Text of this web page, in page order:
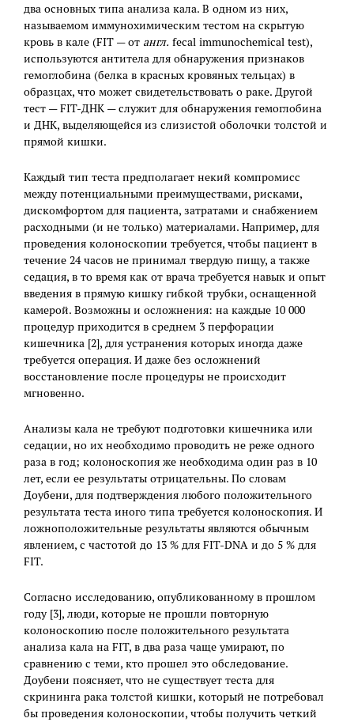
два основных типа анализа кала. В одном из них,
называемом иммунохимическим тестом на скрытую
кровь в кале (FIT — от англ. fecal immunochemical test),
используются антитела для обнаружения признаков
гемоглобина (белка в красных кровяных тельцах) в
образцах, что может свидетельствовать о раке. Другой
тест — FIT-ДНК — служит для обнаружения гемоглобина
и ДНК, выделяющейся из слизистой оболочки толстой и
прямой кишки.
Каждый тип теста предполагает некий компромисс
между потенциальными преимуществами, рисками,
дискомфортом для пациента, затратами и снабжением
расходными (и не только) материалами. Например, для
проведения колоноскопии требуется, чтобы пациент в
течение 24 часов не принимал твердую пищу, а также
седация, в то время как от врача требуется навык и опыт
введения в прямую кишку гибкой трубки, оснащенной
камерой. Возможны и осложнения: на каждые 10 000
процедур приходится в среднем 3 перфорации
кишечника [2], для устранения которых иногда даже
требуется операция. И даже без осложнений
восстановление после процедуры не происходит
мгновенно.
Анализы кала не требуют подготовки кишечника или
седации, но их необходимо проводить не реже одного
раза в год; колоноскопия же необходима один раз в 10
лет, если ее результаты отрицательны. По словам
Доубени, для подтверждения любого положительного
результата теста иного типа требуется колоноскопия. И
ложноположительные результаты являются обычным
явлением, с частотой до 13 % для FIT-DNA и до 5 % для
FIT.
Согласно исследованию, опубликованному в прошлом
году [3], люди, которые не прошли повторную
колоноскопию после положительного результата
анализа кала на FIT, в два раза чаще умирают, по
сравнению с теми, кто прошел это обследование.
Доубени поясняет, что не существует теста для
скрининга рака толстой кишки, который не потребовал
бы проведения колоноскопии, чтобы получить четкий